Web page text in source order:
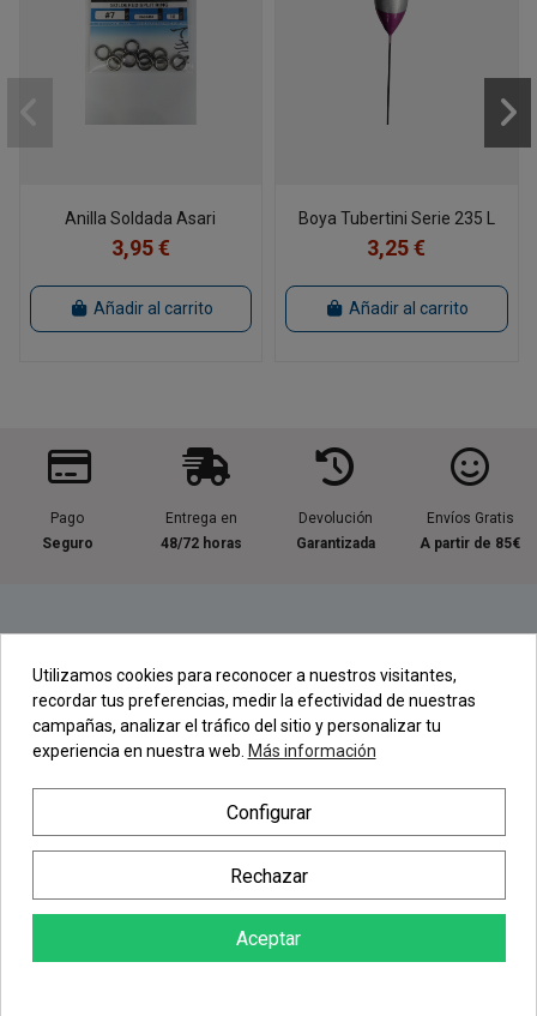
AÑADIR AL CARRITO
Anilla Soldada Asari
3,95 €
Añadir al carrito
Boya Tubertini Serie 235 L
3,25 €
Añadir al carrito
Pago
Seguro
Entrega en
48/72 horas
Devolución
Garantizada
Envíos Gratis
A partir de 85€
Contacta con nosotros
Regístrate en nuestra Newsletter
Newsletter
Utilizamos cookies para reconocer a nuestros visitantes,
recordar tus preferencias, medir la efectividad de nuestras
campañas, analizar el tráfico del sitio y personalizar tu
experiencia en nuestra web. Más información
Configurar
Rechazar
Aceptar